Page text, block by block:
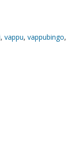
, vappu, vappubingo,